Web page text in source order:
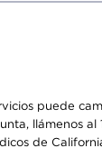
puede
llámenos
de